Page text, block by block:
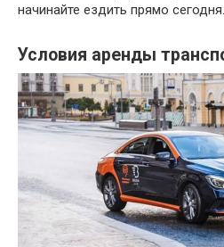
начинайте ездить прямо сегодня.
Условия аренды